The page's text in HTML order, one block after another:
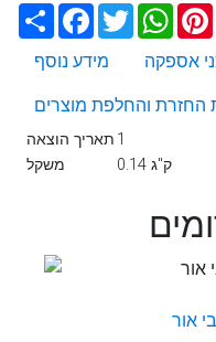
שתף Facebook
Twitter
מידע נוסף
אספקה
החזרת והחלפת מוצרים
תאריך הוצאה 1
משקל
0.14 ק"ג
אור